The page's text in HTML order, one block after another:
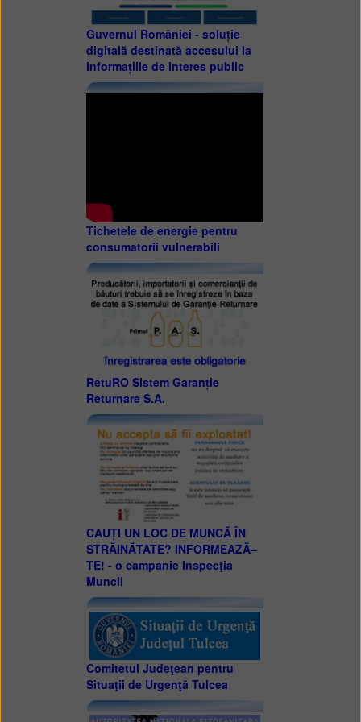
Guvernul României - soluție
digitală destinată accesului la
informațiile de interes public
Tichetele de energie pentru
consumatorii vulnerabili
RetuRO Sistem Garanție
Returnare S.A.
CAUȚI UN LOC DE MUNCĂ ÎN
STRĂINĂTATE? INFORMEAZĂ–
TE! - o campanie Inspecţia
Muncii
Comitetul Judeţean pentru
Situaţii de Urgenţă Tulcea